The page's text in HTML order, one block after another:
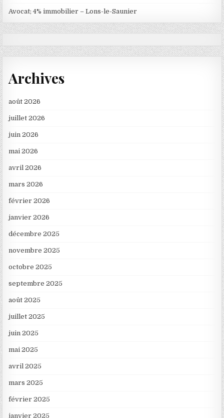
Avocat; 4% immobilier – Lons-le-Saunier
Archives
août 2026
juillet 2026
juin 2026
mai 2026
avril 2026
mars 2026
février 2026
janvier 2026
décembre 2025
novembre 2025
octobre 2025
septembre 2025
août 2025
juillet 2025
juin 2025
mai 2025
avril 2025
mars 2025
février 2025
janvier 2025